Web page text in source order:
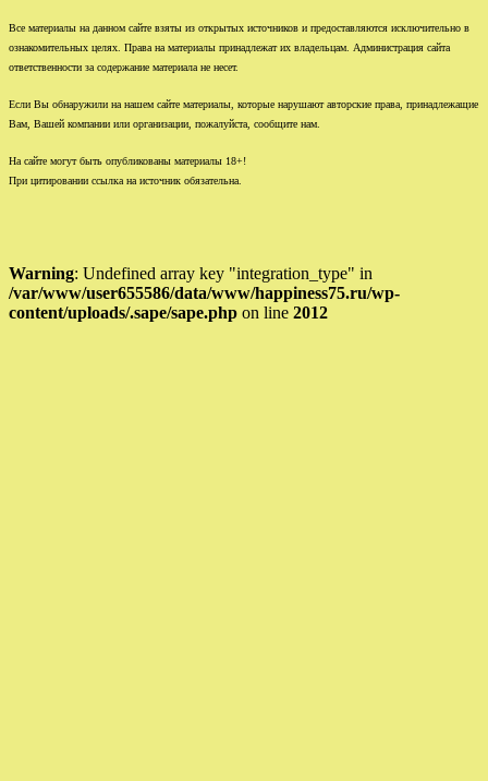
Все материалы на данном сайте взяты из открытых источников и предоставляются исключительно в
ознакомительных целях. Права на материалы принадлежат их владельцам. Администрация сайта
ответственности за содержание материала не несет.
Если Вы обнаружили на нашем сайте материалы, которые нарушают авторские права, принадлежащие
Вам, Вашей компании или организации, пожалуйста, сообщите нам.
На сайте могут быть опубликованы материалы 18+!
При цитировании ссылка на источник обязательна.
Warning: Undefined array key "integration_type" in
/var/www/user655586/data/www/happiness75.ru/wp-
content/uploads/.sape/sape.php on line 2012